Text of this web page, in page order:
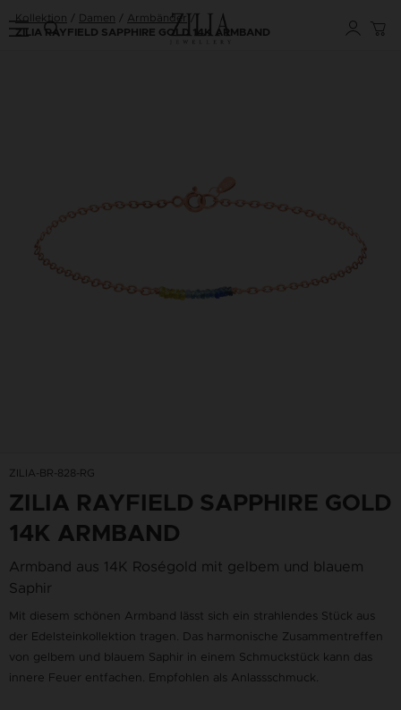
Kollektion Damen Armbänder
ZILIA RAYFIELD SAPPHIRE GOLD 14K ARMBAND
ZILIA-BR-828-RG
ZILIA RAYFIELD SAPPHIRE GOLD
14K ARMBAND
Armband aus 14K Roségold mit gelbem und blauem
Saphir
Mit diesem schönen Armband lässt sich ein strahlendes Stück aus
der Edelsteinkollektion tragen. Das harmonische Zusammentreffen
von gelbem und blauem Saphir in einem Schmuckstück kann das
innere Feuer entfachen. Empfohlen als Anlassschmuck.